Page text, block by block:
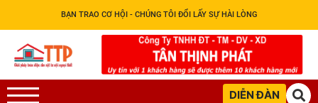
BẠN TRAO CƠ HỘI - CHÚNG TÔI ĐỔI LẤY SỰ HÀI LÒNG
DIỄN ĐÀN